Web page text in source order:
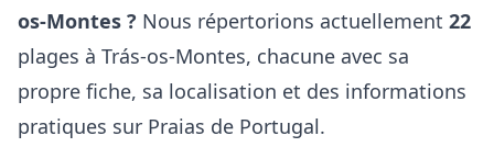
os-Montes ? Nous répertorions actuellement 22
plages à Trás-os-Montes, chacune avec sa
propre fiche, sa localisation et des informations
pratiques sur Praias de Portugal.